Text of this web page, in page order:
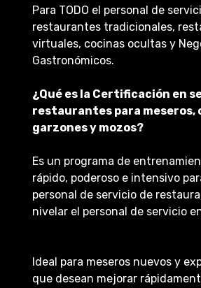
Para TODO el personal de
restaurantes tradicionales,
virtuales, cocinas ocultas y
Gastronómicos.
¿Qué es la Certificación en
restaurantes para meseros,
garzones y mozos?
Es un programa de
rápido, poderoso e intensivo
personal de servicio de
nivelar el personal de servicio
Ideal para meseros nuevos y
que desean mejorar